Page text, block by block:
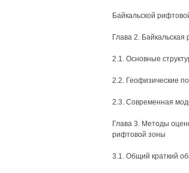
Байкальской
Глава 2.
2.1. Основные
2.2. Геофизические
2.3. Современная
Глава 3. Методы
рифтовой зоны
3.1. Общий краткий